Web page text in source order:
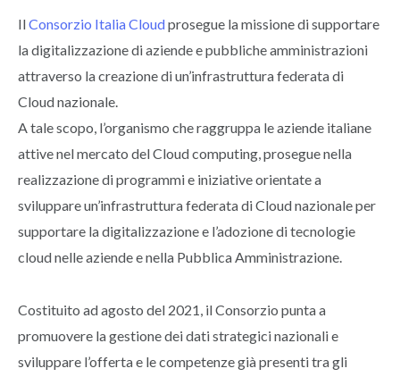
IlConsorzio Italia Cloudprosegue la missione di supportare
la digitalizzazione di aziende e pubbliche amministrazioni
attraverso la creazione di un’infrastruttura federata di
Cloud nazionale.
A tale scopo, l’organismo che raggruppa le aziende italiane
attive nel mercato del Cloud computing, prosegue nella
realizzazione di programmi e iniziative orientate a
sviluppare un’infrastruttura federata di Cloud nazionale per
supportare la digitalizzazione e l’adozione di tecnologie
cloud nelle aziende e nella Pubblica Amministrazione.
Costituito ad agosto del 2021, il Consorzio punta a
promuovere la gestione dei dati strategici nazionali e
sviluppare l’offerta e le competenze già presenti tra gli